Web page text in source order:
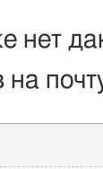
нет
на